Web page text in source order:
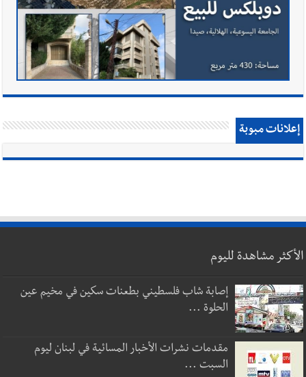
إعلانات مبوبة
الأكثر مشاهدة لليوم
إصابة شاب فلسطيني بطعنات سكين في مخيم عين
الحلوة ...
مقدمات نشرات الأخبار المسائية في لبنان ليوم
السبت ...